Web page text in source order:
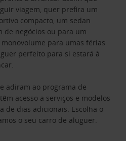
viagem, quer prefira um
compacto, um sedan
de negócios ou para um
para umas férias
perfeito para si estará à
adiram ao programa de
têm acesso a serviços e modelos
de dias adicionais. Escolha o
o seu carro de aluguer.